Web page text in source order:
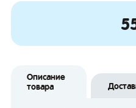
Описание
товара